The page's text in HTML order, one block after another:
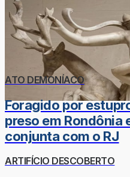
ATO DEMONÍACO
Foragido por
preso em Rondônia
conjunta com o RJ
ARTIFÍCIO DESCOBERTO